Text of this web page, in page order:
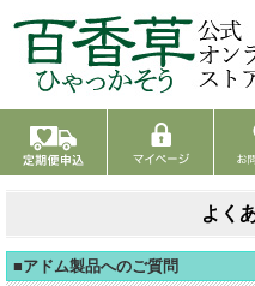
よく
■アドム製品へのご質問